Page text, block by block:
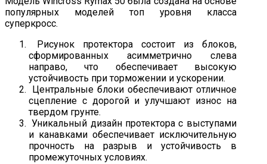
популярных моделей топ уровня класса
суперкросс.
Рисунок протектора состоит из блоков,
сформированных асимметрично слева
направо, что обеспечивает высокую
устойчивость при торможении и ускорении.
Центральные блоки обеспечивают отличное
сцепление с дорогой и улучшают износ на
твердом грунте.
Уникальный дизайн протектора с выступами
и канавками обеспечивает исключительную
прочность на разрыв и устойчивость в
промежуточных условиях.